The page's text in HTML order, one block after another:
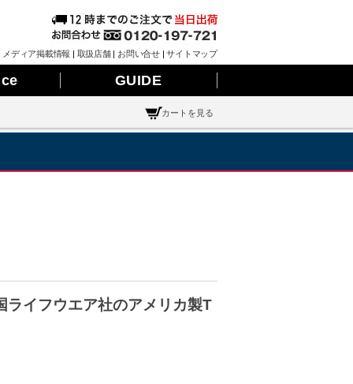
メディア掲載情報 | 取扱店舗| お問い合せ|サイトマップ
GUIDE
カートを見る
ライフウエア社のアメリカ製T